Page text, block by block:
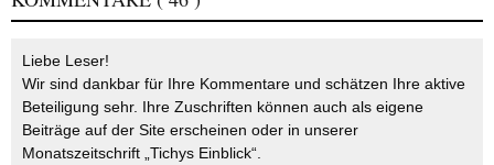
Liebe Leser!
Wir sind dankbar für Ihre Kommentare und schätzen Ihre aktive
Beteiligung sehr. Ihre Zuschriften können auch als eigene
Beiträge auf der Site erscheinen oder in unserer
Monatszeitschrift „Tichys Einblick“.